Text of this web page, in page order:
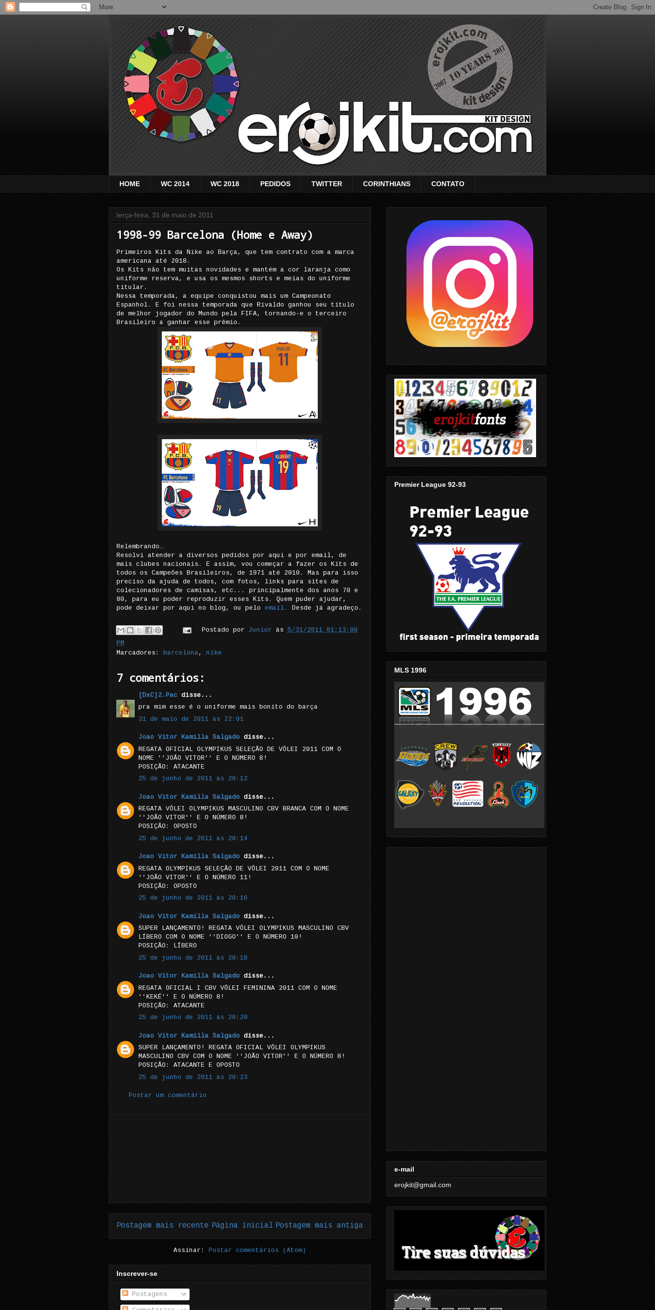
HOME WC 2014 WC 2018 PEDIDOS TWITTER CORINTHIANS CONTATO
terça-feira, 31 de maio de 2011
1998-99 Barcelona (Home e Away)
Primeiros Kits da Nike ao Barça, que tem contrato com a marca
americana até 2018.
Os Kits não tem muitas novidades e mantém a cor laranja como
uniforme reserva, e usa os mesmos shorts e meias do uniforme
titular.
Nessa temporada, a equipe conquistou mais um Campeonato
Espanhol. E foi nessa temporada que Rivaldo ganhou seu título
de melhor jogador do Mundo pela FIFA, tornando-e o terceiro
Brasileiro a ganhar esse prêmio.
Relembrando…
Resolvi atender a diversos pedidos por aqui e por email, de
mais clubes nacionais. E assim, vou começar a fazer os Kits de
todos os Campeões Brasileiros, de 1971 até 2010. Mas para isso
preciso da ajuda de todos, com fotos, links para sites de
colecionadores de camisas, etc... principalmente dos anos 70 e
80, para eu poder reproduzir esses Kits. Quem puder ajudar,
pode deixar por aqui no blog, ou pelo email. Desde já agradeço.
Postado por Junior às 5/31/2011 01:13:00
PM
Marcadores:
barcelona , nike
7 comentários:
[DxC]2.Pac disse...
pra mim esse é o uniforme mais bonito do barça
31 de maio de 2011 às 22:01
Joao Vitor Kamilla Salgado disse...
REGATA OFICIAL OLYMPIKUS SELEÇÃO DE VÔLEI 2011 COM O
NOME ''JOÃO VITOR'' E O NÚMERO 8!
POSIÇÃO: ATACANTE
25 de junho de 2011 às 20:12
Joao Vitor Kamilla Salgado disse...
REGATA VÔLEI OLYMPIKUS MASCULINO CBV BRANCA COM O NOME
''JOÃO VITOR'' E O NÚMERO 8!
POSIÇÃO: OPOSTO
25 de junho de 2011 às 20:14
Joao Vitor Kamilla Salgado disse...
REGATA OLYMPIKUS SELEÇÃO DE VÔLEI 2011 COM O NOME
''JOÃO VITOR'' E O NÚMERO 11!
POSIÇÃO: OPOSTO
25 de junho de 2011 às 20:16
Joao Vitor Kamilla Salgado disse...
SUPER LANÇAMENTO! REGATA VÔLEI OLYMPIKUS MASCULINO CBV
LÍBERO COM O NOME ''DIOGO'' E O NÚMERO 10!
POSIÇÃO: LÍBERO
25 de junho de 2011 às 20:18
Joao Vitor Kamilla Salgado disse...
REGATA OFICIAL I CBV VÔLEI FEMININA 2011 COM O NOME
''KEKÉ'' E O NÚMERO 8!
POSIÇÃO: ATACANTE
25 de junho de 2011 às 20:20
Joao Vitor Kamilla Salgado disse...
SUPER LANÇAMENTO! REGATA OFICIAL VÔLEI OLYMPIKUS
MASCULINO CBV COM O NOME ''JOÃO VITOR'' E O NÚMERO 8!
POSIÇÃO: ATACANTE E OPOSTO
25 de junho de 2011 às 20:23
Postar um comentário
Postagem mais recente Postagem mais antiga
Página inicial
Assinar:Postar comentários (Atom)
Inscrever-se
Postagens
Premier League 92-93
MLS 1996
e-mail
erojkit@gmail.com